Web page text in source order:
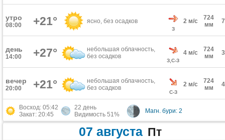
утро
08:00 +21° ясно, без осадков
З
2 м/с
724
мм
день
14:00 +27°
небольшая облачность,
без осадков
З,С-З
4 м/с
724
мм
вечер
20:00 +21°
небольшая облачность,
без осадков
С-З
2 м/с
724
мм
Восход: 05:42
Закат: 20:45
22 день
Видимость 51%
Магн. бури: 2
07 августа Пт